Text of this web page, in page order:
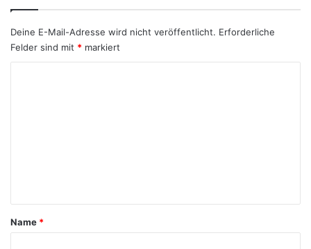
Deine E-Mail-Adresse wird nicht veröffentlicht. Erforderliche
Felder sind mit * markiert
a
Name *